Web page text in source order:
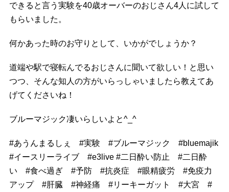
できると言う実験を40歳オーバーのおじさん4人に試して
もらいました。
何かあった時のお守りとして、いかがでしょうか？
道端や駅で寝転んでるおじさんに聞いて欲しい！と思い
つつ、そんな知人の方がいらっしゃいましたら教えてあ
げてくださいね！
ブルーマジック凄いらしいよと^_^
#あうんまるしぇ #実験 #ブルーマジック #bluemajik
#イースリーライブ #e3live #二日酔い防止 #二日酔
い
#食べ過ぎ #予防 #抗炎症 #眼精疲労 #免疫力
アップ
#肝臓 #神経痛 #リーキーガット #大宮 #